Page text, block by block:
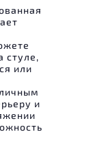
стуле,
или
и